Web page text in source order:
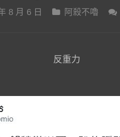
8 月 6 日 阿殺不嚕
反重力